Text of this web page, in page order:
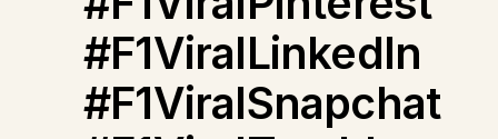
#F1ViralLinkedIn
#F1ViralSnapchat